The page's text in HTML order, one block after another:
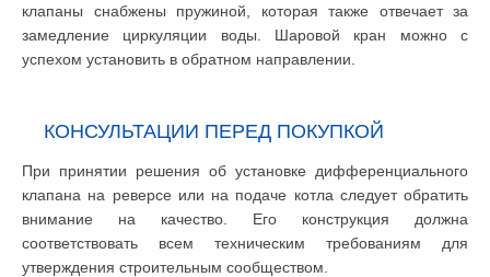
клапаны снабжены пружиной, которая также отвечает за
замедление циркуляции воды. Шаровой кран можно с
успехом установить в обратном направлении.
КОНСУЛЬТАЦИИ ПЕРЕД ПОКУПКОЙ
При принятии решения об установке дифференциального
клапана на реверсе или на подаче котла следует обратить
внимание на качество. Его конструкция должна
соответствовать всем техническим требованиям для
утверждения строительным сообществом.